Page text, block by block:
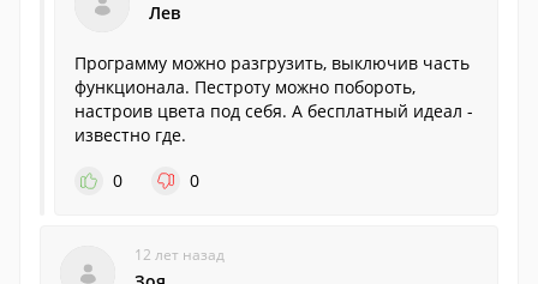
Лев
Программу можно разгрузить, выключив часть
функционала. Пестроту можно побороть,
настроив цвета под себя. А бесплатный идеал -
известно где.
0
0
12 лет назад